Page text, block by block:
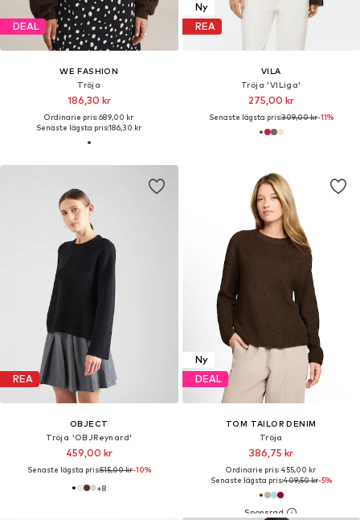
DEAL
WE FASHION
Tröja
186,30 kr
Ordinarie pris: 689,00 kr
Senaste lägsta pris:186,30 kr
Ny
REA
VILA
Tröja 'VILiga'
275,00 kr
Senaste lägsta pris:309,00 kr-11%
REA
OBJECT
Tröja 'OBJReynard'
459,00 kr
Senaste lägsta pris:515,00 kr-10%
+8
Ny
DEAL
TOM TAILOR DENIM
Tröja
386,75 kr
Ordinarie pris: 455,00 kr
Senaste lägsta pris:409,50 kr-5%